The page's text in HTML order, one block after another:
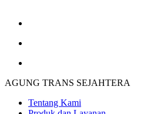
AGUNG TRANS SEJAHTERA
Tentang Kami